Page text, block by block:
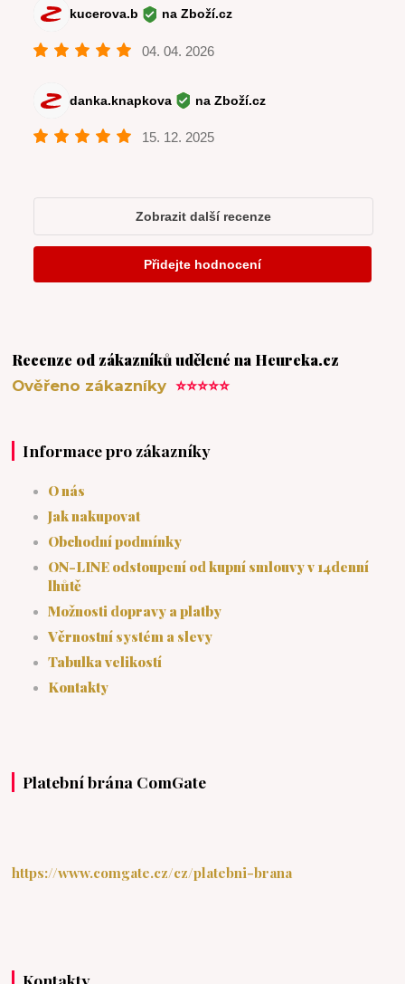
Recenze od zákazníků udělené na Heureka.cz
Ověřeno zákazníky⭐⭐⭐⭐⭐
Informace pro zákazníky
O nás
Jak nakupovat
Obchodní podmínky
ON-LINE odstoupení od kupní smlouvy v 14denní
lhůtě
Možnosti dopravy a platby
Věrnostní systém a slevy
Tabulka velikostí
Kontakty
Platební brána ComGate
https://www.comgate.cz/cz/platebni-brana